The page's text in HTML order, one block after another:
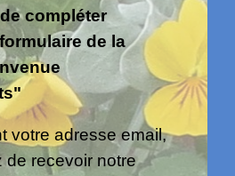
compléter
de la
votre adresse email,
recevoir notre